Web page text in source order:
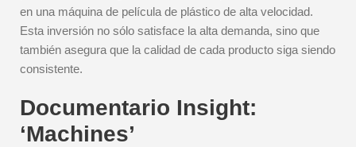
en una máquina de película de plástico de alta velocidad.
Esta inversión no sólo satisface la alta demanda, sino que
también asegura que la calidad de cada producto siga siendo
consistente.
Documentario Insight:
‘Machines’